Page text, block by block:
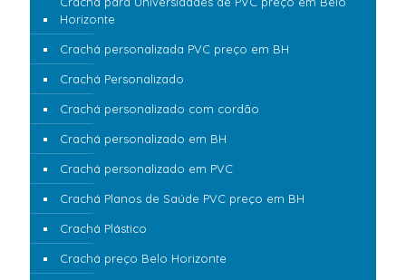
Horizonte
Crachá personalizada PVC preço em BH
Crachá Personalizado
Crachá personalizado com cordão
Crachá personalizado em BH
Crachá personalizado em PVC
Crachá Planos de Saúde PVC preço em BH
Crachá Plástico
Crachá preço Belo Horizonte